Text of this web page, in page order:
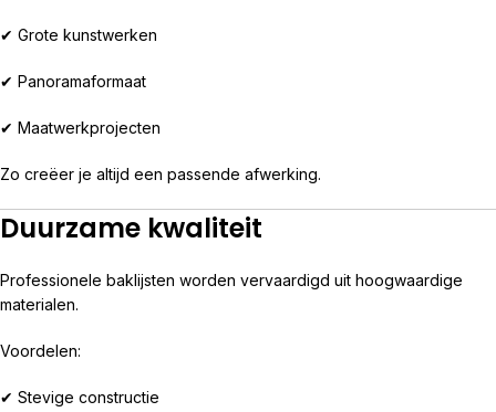
✔ Grote kunstwerken
✔ Panoramaformaat
✔ Maatwerkprojecten
Zo creëer je altijd een passende afwerking.
Duurzame kwaliteit
Professionele baklijsten worden vervaardigd uit hoogwaardige
materialen.
Voordelen:
✔ Stevige constructie